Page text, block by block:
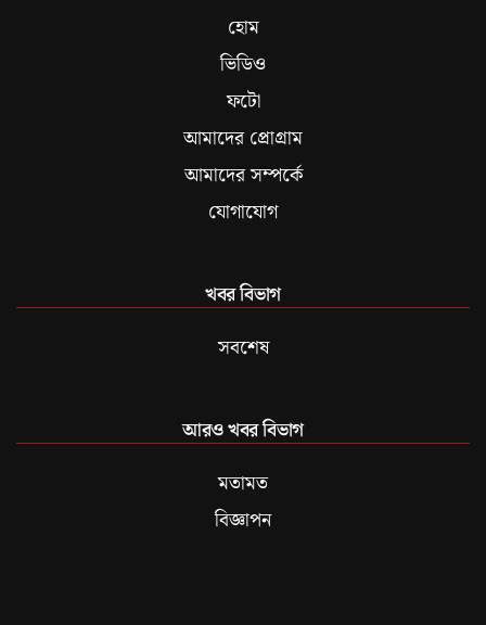
হোম
ভিডিও
ফটো
আমাদের প্রোগ্রাম
আমাদের সম্পর্কে
যোগাযোগ
খবর বিভাগ
সবশেষ
আরও খবর বিভাগ
মতামত
বিজ্ঞাপন